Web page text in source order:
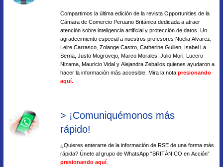
Compartimos la última edición de la revista Opportunities de la
Cámara de Comercio Peruano Británica dedicada a atraer
atención sobre inteligencia artificial y protección de datos. Un
agradecimiento especial a nuestros profesores Noelia Alvarez,
Leire Carrasco, Zolange Castro, Catherine Guillen, Isabel La
Serna, Justo Mogrovejo, Marco Morales, Julio Mori, Lucero
Nizama, Mauricio Vidal y Alejandra Zeballos quienes ayudaron a
hacer la información más accesible. Mira la nota presionando
aquí.
> ¡Comuniquémonos más
rápido!
¿Quieres enterarte de la información de RSE de una forma más
rápida? Únete al grupo de WhatsApp “BRITÁNICO en Acción”
presionando aquí.